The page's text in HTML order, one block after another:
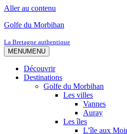
Aller au contenu
Golfe du Morbihan
La Bretagne authentique
MENUMENU
Découvrir
Destinations
Golfe du Morbihan
Les villes
Vannes
Auray
Les îles
L’île aux